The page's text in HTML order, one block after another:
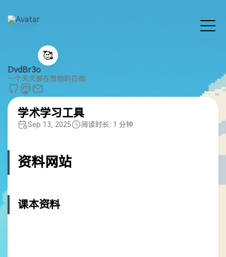
🥰
DvdBr3o
一个天天都在想她的白痴
学术学习工具
Sep 13, 2025 阅读时长: 1 分钟
资料网站
课本资料